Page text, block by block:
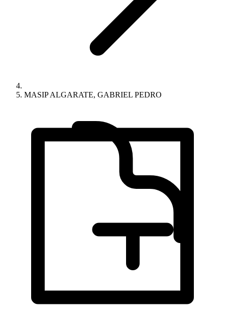
MASIP ALGARATE, GABRIEL PEDRO